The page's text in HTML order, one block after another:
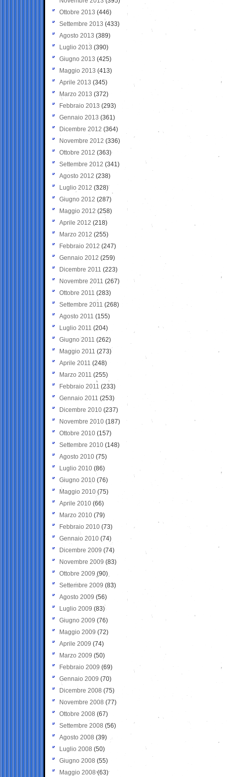
Ottobre 2013 (446)
Settembre 2013 (433)
Agosto 2013 (389)
Luglio 2013 (390)
Giugno 2013 (425)
Maggio 2013 (413)
Aprile 2013 (345)
Marzo 2013 (372)
Febbraio 2013 (293)
Gennaio 2013 (361)
Dicembre 2012 (364)
Novembre 2012 (336)
Ottobre 2012 (363)
Settembre 2012 (341)
Agosto 2012 (238)
Luglio 2012 (328)
Giugno 2012 (287)
Maggio 2012 (258)
Aprile 2012 (218)
Marzo 2012 (255)
Febbraio 2012 (247)
Gennaio 2012 (259)
Dicembre 2011 (223)
Novembre 2011 (267)
Ottobre 2011 (283)
Settembre 2011 (268)
Agosto 2011 (155)
Luglio 2011 (204)
Giugno 2011 (262)
Maggio 2011 (273)
Aprile 2011 (248)
Marzo 2011 (255)
Febbraio 2011 (233)
Gennaio 2011 (253)
Dicembre 2010 (237)
Novembre 2010 (187)
Ottobre 2010 (157)
Settembre 2010 (148)
Agosto 2010 (75)
Luglio 2010 (86)
Giugno 2010 (76)
Maggio 2010 (75)
Aprile 2010 (66)
Marzo 2010 (79)
Febbraio 2010 (73)
Gennaio 2010 (74)
Dicembre 2009 (74)
Novembre 2009 (83)
Ottobre 2009 (90)
Settembre 2009 (83)
Agosto 2009 (56)
Luglio 2009 (83)
Giugno 2009 (76)
Maggio 2009 (72)
Aprile 2009 (74)
Marzo 2009 (50)
Febbraio 2009 (69)
Gennaio 2009 (70)
Dicembre 2008 (75)
Novembre 2008 (77)
Ottobre 2008 (67)
Settembre 2008 (56)
Agosto 2008 (39)
Luglio 2008 (50)
Giugno 2008 (55)
Maggio 2008(63)